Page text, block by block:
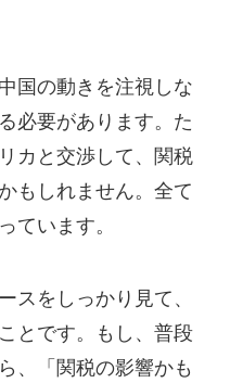
国の動きを注視しな
必要があります。た
カと交渉して、関税
もしれません。全て
ています。
スをしっかり見て、
とです。もし、普段
、「関税の影響かも